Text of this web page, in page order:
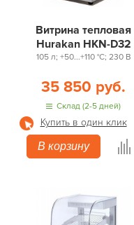
Витрина тепловая
Hurakan HKN-D32
105 л; +50...+110 °С; 230 В
35 850 руб.
Склад (2-5 дней)
Купить в один клик
В корзину